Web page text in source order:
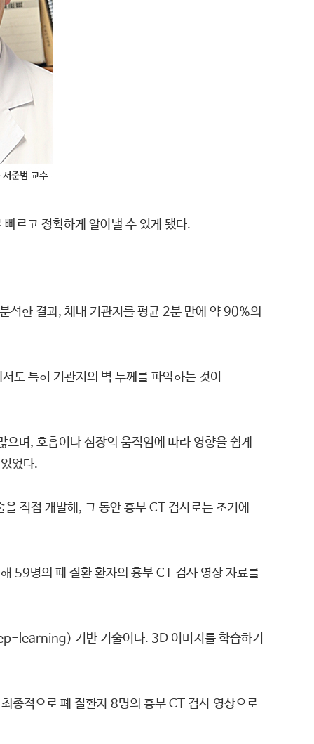
르고 정확하게 알아낼 수 있게 됐다.
석한 결과, 체내 기관지를 평균 2분 만에 약 90%의
도 특히 기관지의 벽 두께를 파악하는 것이
며, 호흡이나 심장의 움직임에 따라 영향을 쉽게
었다.
직접 개발해, 그 동안 흉부 CT 검사로는 조기에
명의 폐 질환 환자의 흉부 CT 검사 영상 자료를
learning) 기반 기술이다. 3D 이미지를 학습하기
종적으로 폐 질환자 8명의 흉부 CT 검사 영상으로